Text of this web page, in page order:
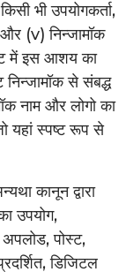
भी उपयोगकर्ता,
और (v) निन्जामॉक
में इस आशय का
निन्जामॉक से संबद्ध
नाम और लोगो का
यहां स्पष्ट रूप से
कानून द्वारा
उपयोग,
अपलोड, पोस्ट,
डिजिटल